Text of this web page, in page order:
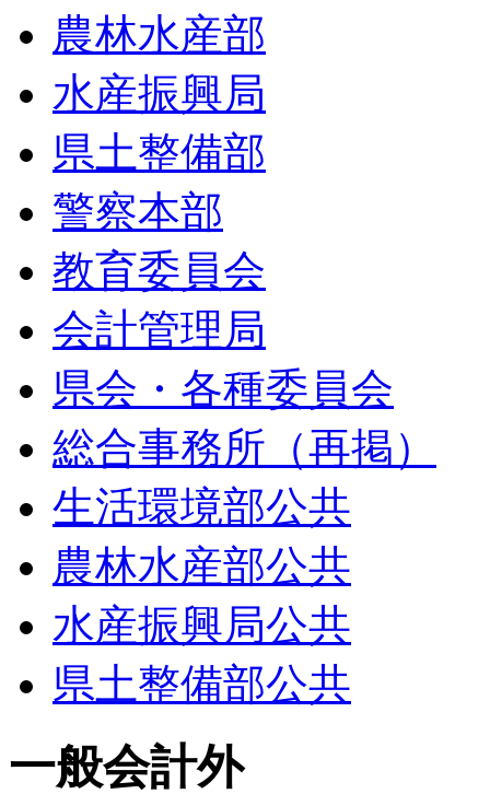
農林水産部
水産振興局
県土整備部
警察本部
教育委員会
会計管理局
県会・各種委員会
総合事務所（再掲）
生活環境部公共
農林水産部公共
水産振興局公共
県土整備部公共
一般会計外